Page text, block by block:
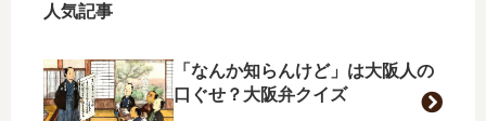
人気記事
「なんか知らんけど」は大阪人の
口ぐせ？大阪弁クイズ